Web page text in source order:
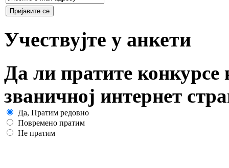
Учествујте у анкети
Да ли пратите конкурсе
званичној интернет
Да, Пратим редовно
Повремено пратим
Не пратим